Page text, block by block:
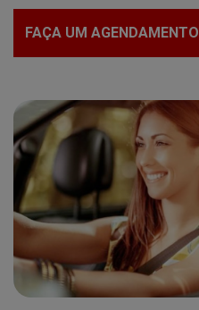
FAÇA UM AGENDAMENTO